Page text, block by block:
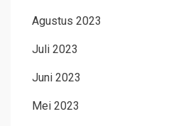
Agustus 2023
Juli 2023
Juni 2023
Mei 2023